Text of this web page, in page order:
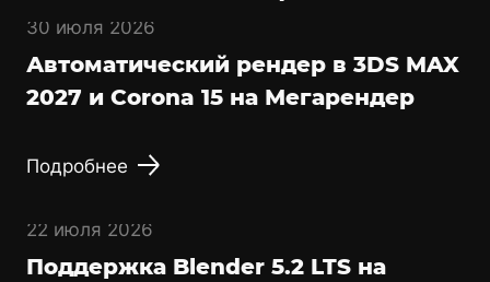
30 июля 2026
Автоматический рендер в 3DS MAX
2027 и Corona 15 на Мегарендер
Подробнее
22 июля 2026
Поддержка Blender 5.2 LTS на